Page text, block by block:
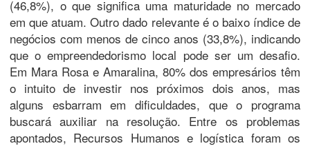
(46,8%), o que significa uma maturidade no mercado
em que atuam. Outro dado relevante é o baixo índice de
negócios com menos de cinco anos (33,8%), indicando
que o empreendedorismo local pode ser um desafio.
Em Mara Rosa e Amaralina, 80% dos empresários têm
o intuito de investir nos próximos dois anos, mas
alguns esbarram em dificuldades, que o programa
buscará auxiliar na resolução. Entre os problemas
apontados, Recursos Humanos e logística foram os